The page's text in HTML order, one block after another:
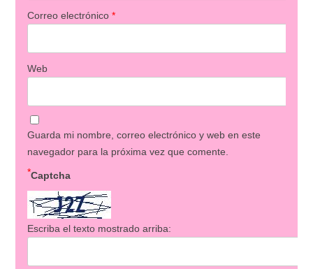
Correo electrónico *
Web
Guarda mi nombre, correo electrónico y web en este
navegador para la próxima vez que comente.
Captcha
*
Escriba el texto mostrado arriba: